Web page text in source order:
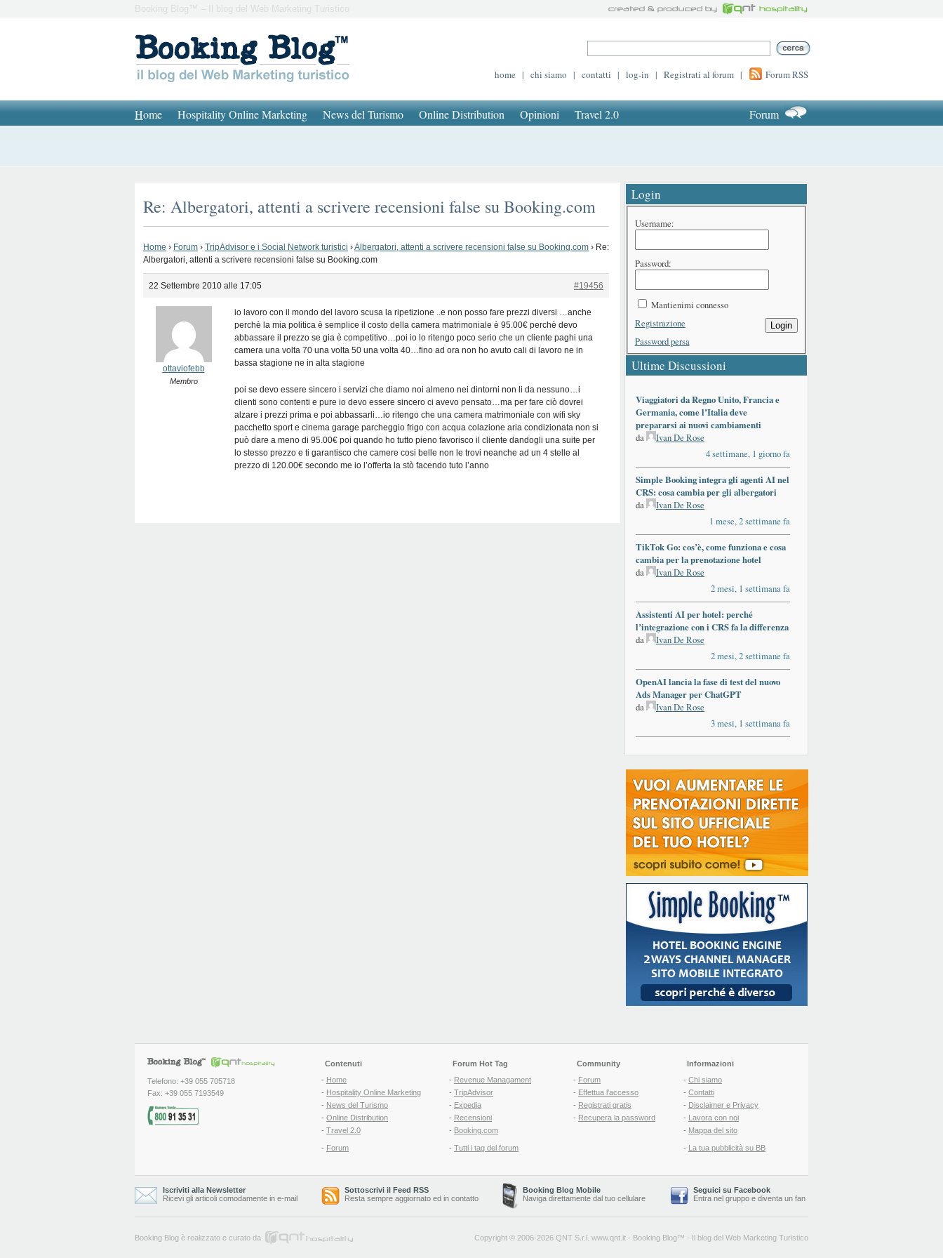
Booking Blog™ – Il blog del Web Marketing Turistico
home | chi siamo | contatti | log-in | Registrati al forum | Forum RSS
Home Hospitality Online Marketing News del Turismo Online Distribution Opinioni Travel 2.0 Forum
Re: Albergatori, attenti a scrivere recensioni false su Booking.com
Home › Forum › TripAdvisor e i Social Network turistici ›Albergatori, attenti a scrivere recensioni false su Booking.com › Re:
Albergatori, attenti a scrivere recensioni false su Booking.com
22 Settembre 2010 alle 17:05 #19456
ottaviofebb
Membro
io lavoro con il mondo del lavoro scusa la ripetizione ..e non posso fare prezzi diversi …anche
perchè la mia politica è semplice il costo della camera matrimoniale è 95.00€ perchè devo
abbassare il prezzo se gia è competitivo…poi io lo ritengo poco serio che un cliente paghi una
camera una volta 70 una volta 50 una volta 40…fino ad ora non ho avuto cali di lavoro ne in
bassa stagione ne in alta stagione
poi se devo essere sincero i servizi che diamo noi almeno nei dintorni non li da nessuno…i
clienti sono contenti e pure io devo essere sincero ci avevo pensato…ma per fare ciò dovrei
alzare i prezzi prima e poi abbassarli…io ritengo che una camera matrimoniale con wifi sky
pacchetto sport e cinema garage parcheggio frigo con acqua colazione aria condizionata non si
può dare a meno di 95.00€ poi quando ho tutto pieno favorisco il cliente dandogli una suite per
lo stesso prezzo e ti garantisco che camere cosi belle non le trovi neanche ad un 4 stelle al
prezzo di 120.00€ secondo me io l’offerta la stò facendo tuto l’anno
Login
Username:
Password:
Mantienimi connesso
Login
Registrazione
Password persa
Ultime Discussioni
Viaggiatori da Regno Unito, Francia e
Germania, come l’Italia deve
prepararsi ai nuovi cambiamenti
da
Ivan De Rose
4 settimane, 1 giorno fa
Simple Booking integra gli agenti AI nel
CRS: cosa cambia per gli albergatori
da
Ivan De Rose
1 mese, 2 settimane fa
TikTok Go: cos’è, come funziona e cosa
cambia per la prenotazione hotel
da
Ivan De Rose
2 mesi, 1 settimana fa
Assistenti AI per hotel: perché
l’integrazione con i CRS fa la differenza
da
Ivan De Rose
2 mesi, 2 settimane fa
OpenAI lancia la fase di test del nuovo
Ads Manager per ChatGPT
da
Ivan De Rose
3 mesi, 1 settimana fa
Telefono: +39 055 705718
Fax: +39 055 7193549
Contenuti
- Home
- Hospitality Online Marketing
- News del Turismo
- Online Distribution
- Travel 2.0
- Forum
Forum Hot Tag
- Revenue Managament
- TripAdvisor
- Expedia
- Recensioni
- Booking.com
- Tutti i tag del forum
Community
- Forum
- Effettua l'accesso
- Registrati gratis
- Recupera la password
Informazioni
- Chi siamo
- Contatti
- Disclaimer e Privacy
- Lavora con noi
- Mappa del sito
- La tua pubblicità su BB
Iscriviti alla Newsletter
Ricevi gli articoli comodamente in e-mail
Sottoscrivi il Feed RSS
Resta sempre aggiornato ed in contatto
Booking Blog Mobile
Naviga direttamente dal tuo cellulare
Seguici su Facebook
Entra nel gruppo e diventa un fan
Booking Blog è realizzato e curato da Copyright © 2006-2026 QNT S.r.l. www.qnt.it - Booking Blog™ - Il blog del Web Marketing Turistico